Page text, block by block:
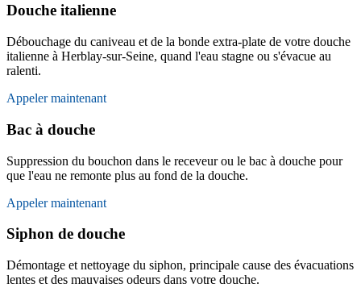
Douche italienne
Débouchage du caniveau et de la bonde extra-plate de votre douche
italienne à Herblay-sur-Seine, quand l'eau stagne ou s'évacue au
ralenti.
Appeler maintenant
Bac à douche
Suppression du bouchon dans le receveur ou le bac à douche pour
que l'eau ne remonte plus au fond de la douche.
Appeler maintenant
Siphon de douche
Démontage et nettoyage du siphon, principale cause des évacuations
lentes et des mauvaises odeurs dans votre douche.